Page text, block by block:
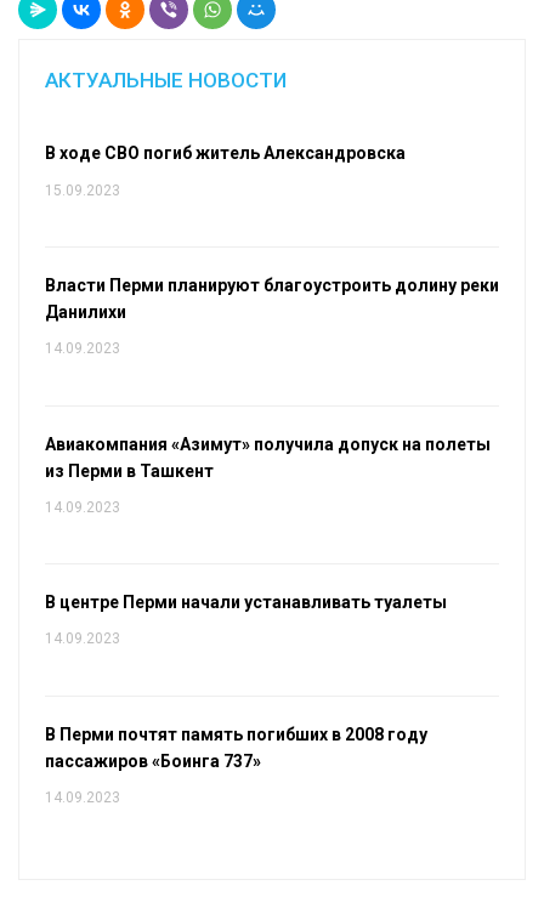
АКТУАЛЬНЫЕ НОВОСТИ
В ходе СВО погиб житель Александровска
15.09.2023
Власти Перми планируют благоустроить долину реки
Данилихи
14.09.2023
Авиакомпания «Азимут» получила допуск на полеты
из Перми в Ташкент
14.09.2023
В центре Перми начали устанавливать туалеты
14.09.2023
В Перми почтят память погибших в 2008 году
пассажиров «Боинга 737»
14.09.2023